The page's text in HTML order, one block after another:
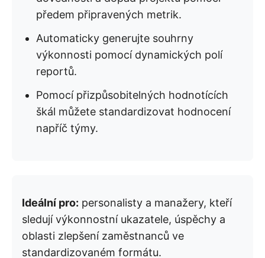
předem připravených metrik.
Automaticky generujte souhrny
výkonnosti pomocí dynamických polí
reportů.
Pomocí přizpůsobitelných hodnotících
škál můžete standardizovat hodnocení
napříč týmy.
Ideální pro: personalisty a manažery, kteří
sledují výkonnostní ukazatele, úspěchy a
oblasti zlepšení zaměstnanců ve
standardizovaném formátu.